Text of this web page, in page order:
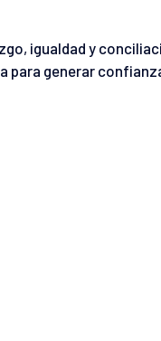
igualdad y
generar